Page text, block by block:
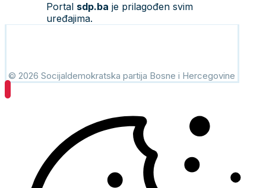
Portal sdp.ba je prilagođen svim
uređajima.
© 2026 Socijaldemokratska partija Bosne i Hercegovine